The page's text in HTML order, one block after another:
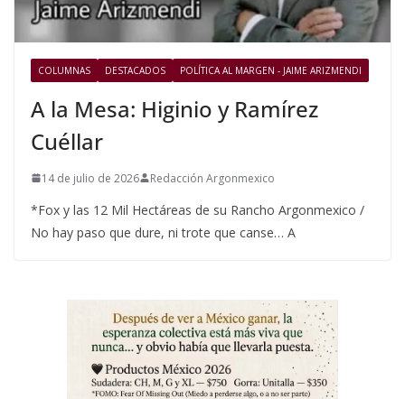
COLUMNAS DESTACADOS POLÍTICA AL MARGEN - JAIME ARIZMENDI
A la Mesa: Higinio y Ramírez
Cuéllar
14 de julio de 2026 Redacción Argonmexico
*Fox y las 12 Mil Hectáreas de su Rancho Argonmexico /
No hay paso que dure, ni trote que canse… A